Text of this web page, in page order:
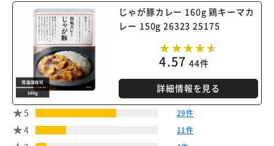
じゃが豚カレー 160g 鶏キーマカ
レー 150g 26323 25175
4.57 44件
詳細情報を見る
5 29件
4 11件